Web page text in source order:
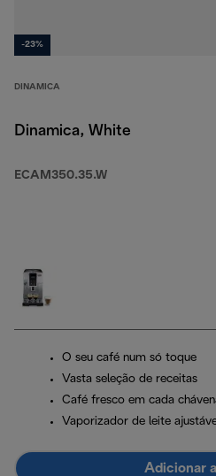
-23%
DINAMICA
Dinamica, White
ECAM350.35.W
O seu café num só toque
Vasta seleção de receitas
Café fresco em cada
Vaporizador de leite
Adicionar